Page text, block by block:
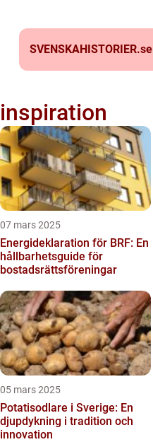
SVENSKAHISTORIER.se
inspiration
07 mars 2025
Energideklaration för BRF: En
hållbarhetsguide för
bostadsrättsföreningar
05 mars 2025
Potatisodlare i Sverige: En
djupdykning i tradition och
innovation